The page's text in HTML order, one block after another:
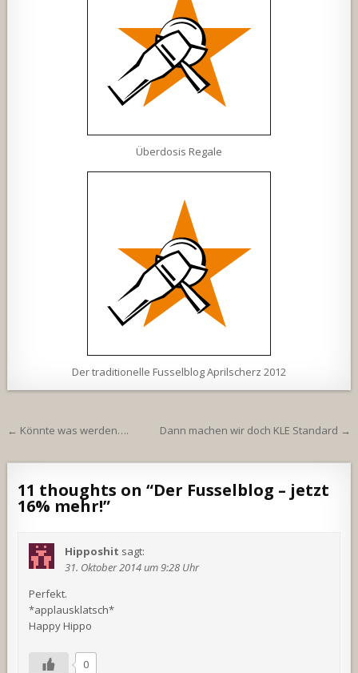
Überdosis Regale
Der traditionelle Fusselblog Aprilscherz 2012
Beitragsnavigation
← Könnte was werden…. Dann machen wir doch KLE Standard →
11 thoughts on “Der Fusselblog – jetzt
16% mehr!”
Hipposhit sagt:
31. Oktober 2014 um 9:28 Uhr
Perfekt.
*applausklatsch*
Happy Hippo
0